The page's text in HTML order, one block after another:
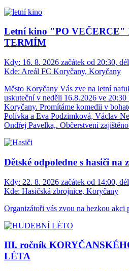
Letní kino "PO VEČERCE"
TERMÍM
Kdy: 16. 8. 2026 začátek od 20:30,
Kde: Areál FC Koryčany, Koryčany
Město Koryčany Vás zve na letní
uskuteční v neděli 16.8.2026 ve
Koryčany. Promítáme komedii v
Polívka a Eva Podzimková, Václav
Ondřej Pavelka,. Občerstvení
Dětské odpoledne s hasiči na
Kdy: 22. 8. 2026 začátek od 14:00,
Kde: Hasičská zbrojnice, Koryčany
Organizátoři vás zvou na hezkou akci
III. ročník
LÉTA